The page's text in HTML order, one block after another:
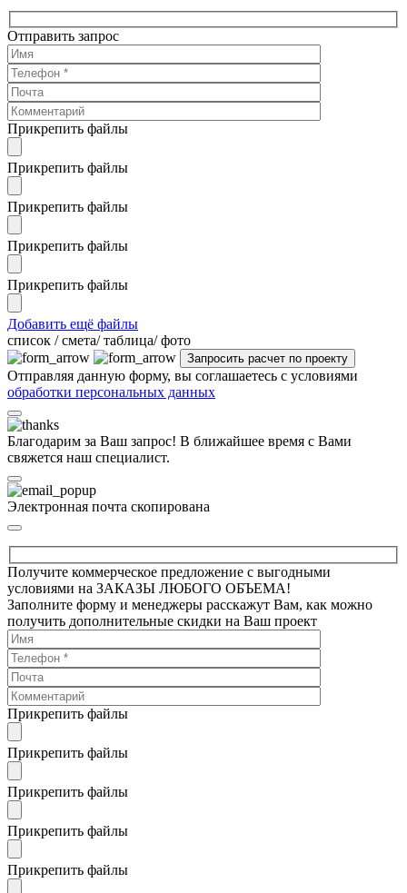
Отправить запрос
Прикрепить файлы
Прикрепить файлы
Прикрепить файлы
Прикрепить файлы
Прикрепить файлы
Добавить ещё файлы
cписок / смета/ таблица/ фото
Отправляя данную форму, вы соглашаетесь с условиями
обработки персональных данных
Благодарим за Ваш запрос! В ближайшее время с Вами
свяжется наш специалист.
Электронная почта скопирована
Получите коммерческое предложение с выгодными
условиями на ЗАКАЗЫ ЛЮБОГО ОБЪЕМА!
Заполните форму и менеджеры расскажут Вам, как можно
получить дополнительные скидки на Ваш проект
Прикрепить файлы
Прикрепить файлы
Прикрепить файлы
Прикрепить файлы
Прикрепить файлы